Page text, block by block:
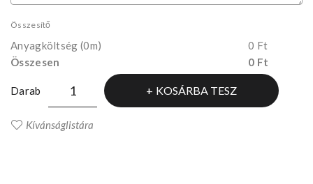
Összesítő
Anyagköltség (0m)
0 Ft
Összesen
0 Ft
Darab KOSÁRBA TESZ
Kívánságlistára